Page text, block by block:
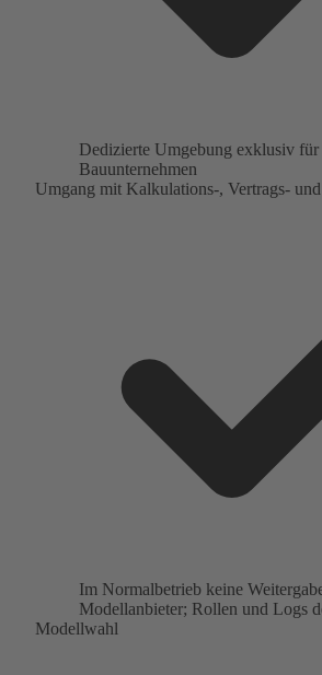
Dedizierte Umgebung exklusiv für
Bauunternehmen
Umgang mit Kalkulations-, Vertrags-
Im Normalbetrieb keine
Modellanbieter; Rollen und Logs
Modellwahl